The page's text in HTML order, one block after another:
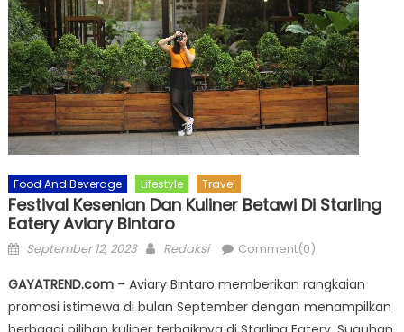
Food And Beverage Lifestyle Travel
Festival Kesenian Dan Kuliner Betawi Di Starling
Eatery Aviary Bintaro
Posted
September 12, 2023 Author
Redaksi Comment(0)
GAYATREND.com– Aviary Bintaro memberikan rangkaian
promosi istimewa di bulan September dengan menampilkan